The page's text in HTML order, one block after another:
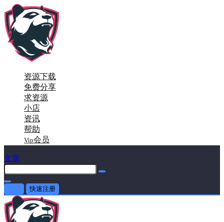
资源下载
免费分享
求资源
小店
资讯
帮助
Vip会员
文章
快速注册